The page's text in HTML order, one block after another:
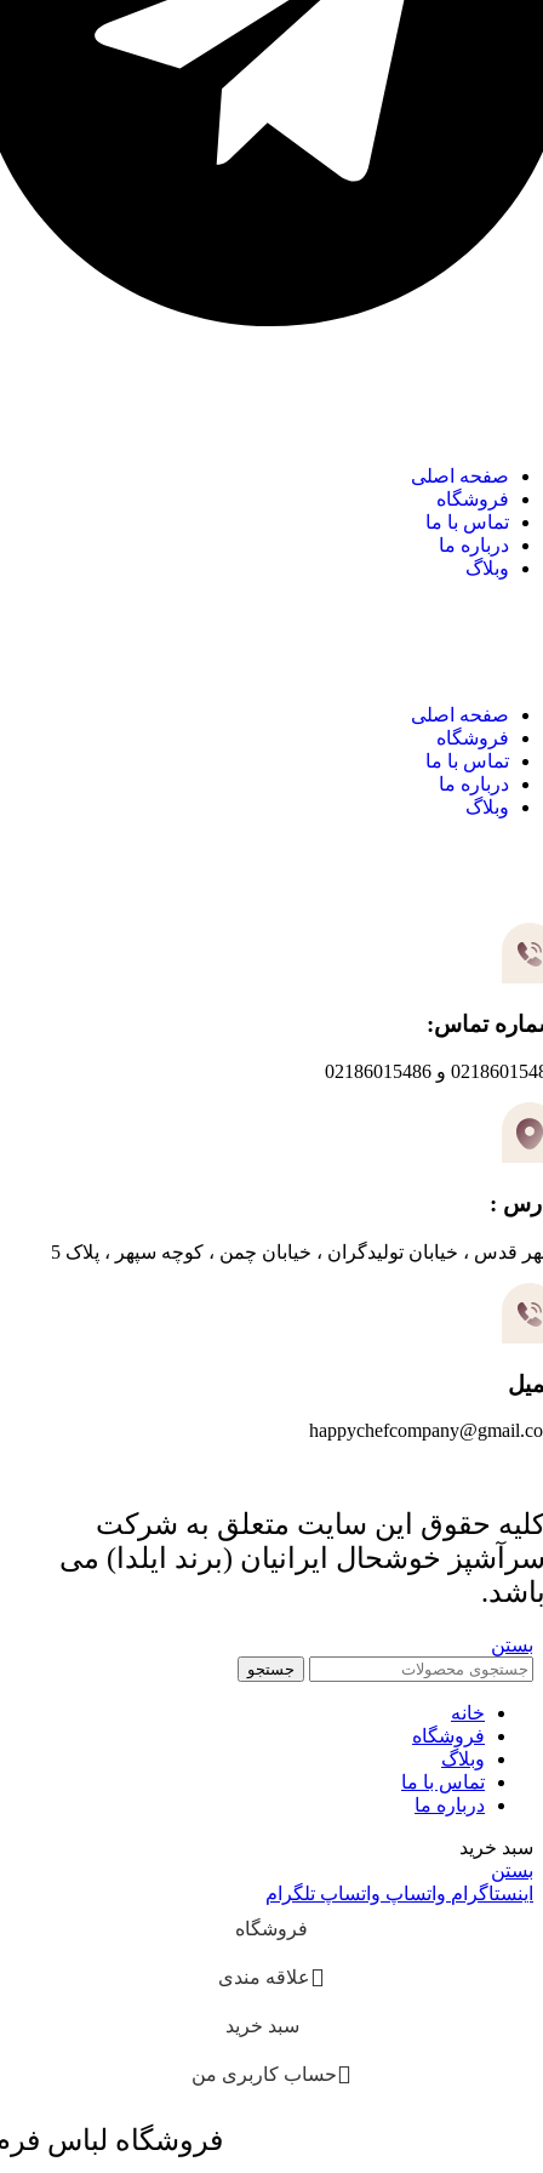
صفحه اصلی
فروشگاه
تماس با ما
درباره ما
وبلاگ
صفحه اصلی
فروشگاه
تماس با ما
درباره ما
وبلاگ
تماس:
و 02186015486
:
قدس ، خیابان تولیدگران ، خیابان چمن ، کوچه سپهر ، پلاک 5
حقوق این سایت متعلق به شرکت
خوشحال ایرانیان (برند ایلدا) می
بستن
جستجو
خانه
فروشگاه
وبلاگ
تماس با ما
درباره ما
سبد خرید
بستن
اینستاگرام واتساپ واتساپ تلگرام
فروشگاه
علاقه مندی
سبد خرید
حساب کاربری من
فروشگاه لباس